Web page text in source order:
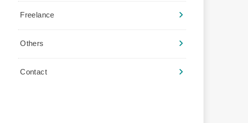
Freelance
Others
Contact